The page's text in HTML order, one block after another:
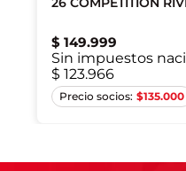
$ 149.999
Sin impuestos
$ 123.966
$135.000
S